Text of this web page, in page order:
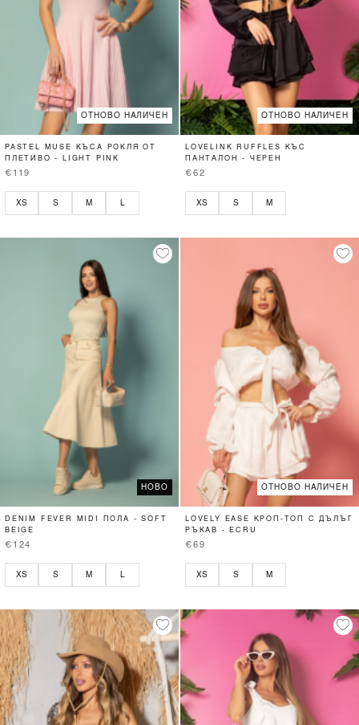
ОТНОВО НАЛИЧЕН
PASTEL MUSE КЪСА РОКЛЯ ОТ
ПЛЕТИВО - LIGHT PINK
€119
XS S M L
ОТНОВО НАЛИЧЕН
LOVELINK RUFFLES КЪС
ПАНТАЛОН - ЧЕРЕН
€62
XS S M
НОВО
DENIM FEVER MIDI ПОЛА - SOFT
BEIGE
€124
XS S M
ОТНОВО НАЛИЧЕН
LOVELY EASE КРОП-ТОП С ДЪЛЪГ
РЪКАВ - ECRU
€69
XS S M